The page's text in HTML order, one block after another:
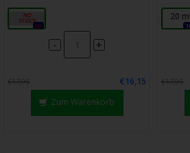
20 ml
0x
- +
€17,95
€16,15
Zum Warenkorb
20 ml
€17,95